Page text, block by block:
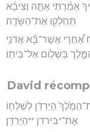
אָמַ֕רְתִּי אַתָּ֣ה וְצִיבָ֔א
תַּחְלְק֖וּ אֶת־הַשָּׂדֶֽה׃
אַ֠חֲרֵי אֲשֶׁר־בָּ֞א אֲדֹנִ֥י
בְּשָׁל֖וֹם אֶל־בֵּיתֽוֹ׃
David
הַיַּרְדֵּ֔ן לְשַׁלְּח֖וֹ
אֶת־*בירדן **הַיַּרְדֵּֽן׃